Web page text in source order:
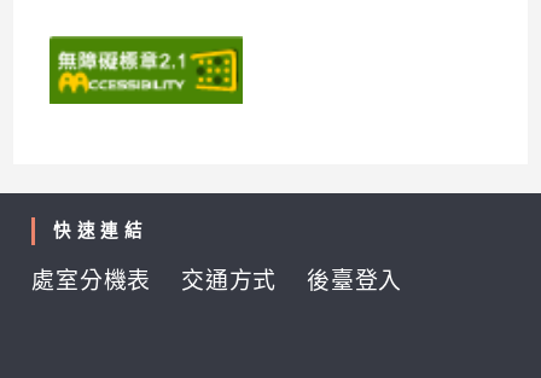
快速連結
處室分機表 交通方式 後臺登入